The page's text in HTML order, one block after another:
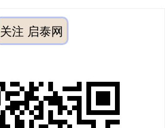
关注 启泰网